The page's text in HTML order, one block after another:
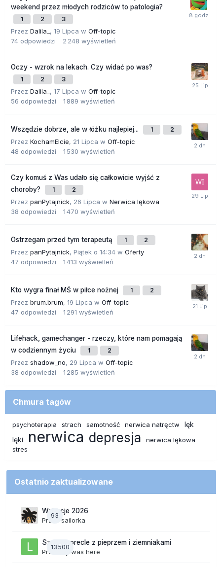
weekend przez młodych rodziców to patologia?
1 2 3
Przez Dalila_ , 19 Lipca w Off-topic
74 odpowiedzi 2 248 wyświetleń
Oczy - wzrok na lekach. Czy widać po was?
1 2 3
Przez Dalila_ , 17 Lipca w Off-topic
56 odpowiedzi 1 889 wyświetleń
Wszędzie dobrze, ale w łóżku najlepiej... 1 2
Przez KochamElcie, 21 Lipca w Off-topic
48 odpowiedzi 1 530 wyświetleń
Czy komuś z Was udało się całkowicie wyjść z
choroby?
1 2
Przez panPytajnick, 26 Lipca w Nerwica lękowa
38 odpowiedzi 1 470 wyświetleń
Ostrzegam przed tym terapeutą 1 2
Przez panPytajnick, Piątek o 14:34 w Oferty
47 odpowiedzi 1 413 wyświetleń
Kto wygra finał MŚ w piłce nożnej 1 2
Przez brum.brum, 19 Lipca w Off-topic
47 odpowiedzi 1 291 wyświetleń
Lifehack, gamechanger - rzeczy, które nam pomagają
w codziennym życiu
1 2
Przez shadow_no, 29 Lipca w Off-topic
38 odpowiedzi 1 285 wyświetleń
Chmura tagów
psychoterapia strach samotność nerwica natręctw
lęk
lęki
nerwica depresja
nerwica lękowa
stres
Ostatnio zaktualizowane
93
Wakacje 2026
Przez sailorka
13 500
Szalone precle z pieprzem i ziemniakami
Przez lily was here